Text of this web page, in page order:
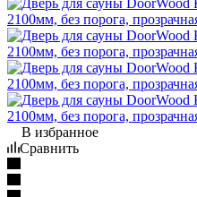
В избранное
Сравнить